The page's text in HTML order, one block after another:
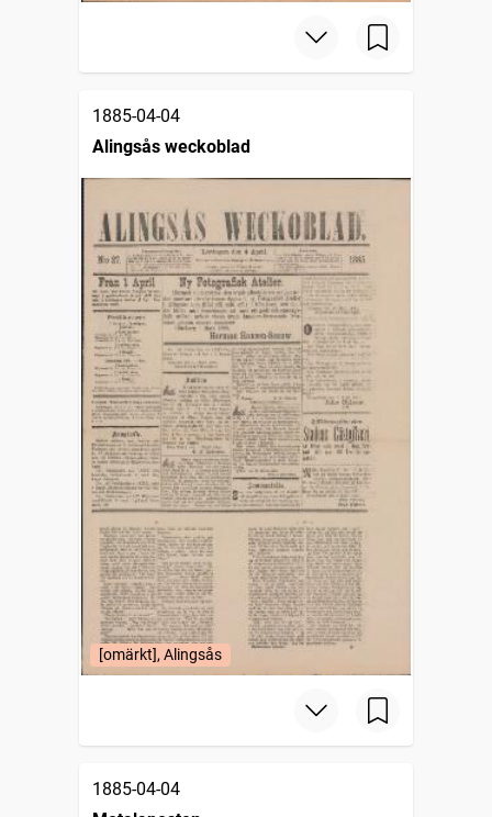
1885-04-04
Alingsås weckoblad
[omärkt], Alingsås
1885-04-04